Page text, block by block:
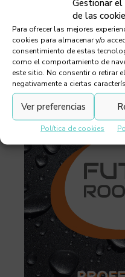
Gestionar
de las
Para ofrecer las mejores
cookies para almacenar y/o
consentimiento de estas
como el comportamiento de
este sitio. No consentir o retirar
negativamente a ciertas
Ver preferencias
Política de cookies